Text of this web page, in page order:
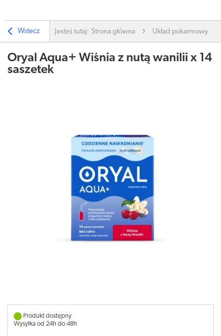
Wstecz Jesteś tutaj: Strona główna Układ pokarmowy
Oryal Aqua+ Wiśnia z nutą wanilii x 14
saszetek
Produkt dostępny
Wysyłka od 24h do 48h